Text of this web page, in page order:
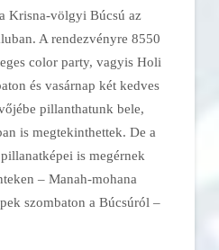
Krisna-völgyi Búcsú az
A rendezvényre 8550
color party, vagyis Holi
és vasárnap két kedves
pillanthatunk bele,
is megtekinthettek. De a
is megérnek
– Manah-mohana
szombaton a Búcsúról –